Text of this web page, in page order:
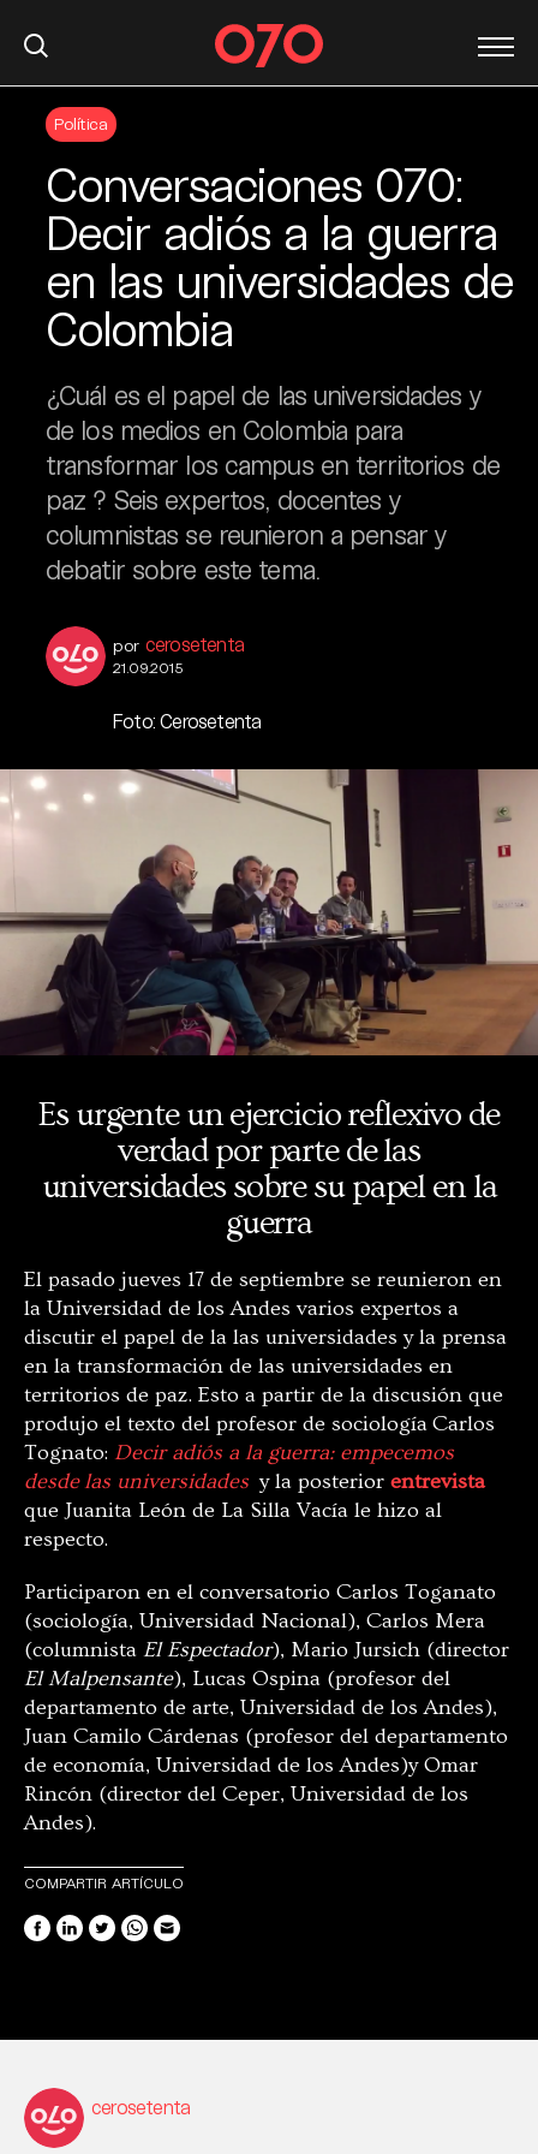
Política
Conversaciones 070:
Decir adiós a la guerra
en las universidades de
Colombia
¿Cuál es el papel de las universidades y
de los medios en Colombia para
transformar los campus en territorios de
paz ? Seis expertos, docentes y
columnistas se reunieron a pensar y
debatir sobre este tema.
por cerosetenta
21.09.2015
Foto: Cerosetenta
Es urgente un ejercicio reflexivo de
verdad por parte de las
universidades sobre su papel en la
guerra
El pasado jueves 17 de septiembre se reunieron en
la Universidad de los Andes varios expertos a
discutir el papel de la las universidades y la prensa
en la transformación de las universidades en
territorios de paz. Esto a partir de la discusión que
produjo el texto del profesor de sociología Carlos
Tognato: Decir adiós a la guerra: empecemos
desde las universidades y la posterior entrevista
que Juanita León de La Silla Vacía le hizo al
respecto.
Participaron en el conversatorio Carlos Toganato
(sociología, Universidad Nacional), Carlos Mera
(columnista El Espectador), Mario Jursich (director
El Malpensante), Lucas Ospina (profesor del
departamento de arte, Universidad de los Andes),
Juan Camilo Cárdenas (profesor del departamento
de economía, Universidad de los Andes)y Omar
Rincón (director del Ceper, Universidad de los
Andes).
COMPARTIR ARTÍCULO
cerosetenta